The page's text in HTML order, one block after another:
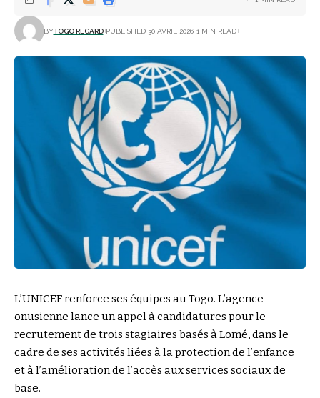
BYTOGO REGARD PUBLISHED 30 AVRIL 2026 1 MIN READ
L’UNICEF renforce ses équipes au Togo. L’agence
onusienne lance un appel à candidatures pour le
recrutement de trois stagiaires basés à Lomé, dans le
cadre de ses activités liées à la protection de l’enfance
et à l’amélioration de l’accès aux services sociaux de
base.